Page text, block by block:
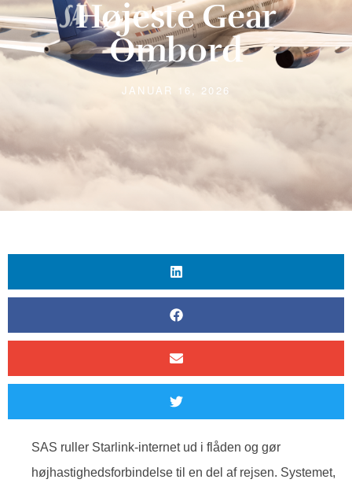
Højeste Gear
Ombord
JANUAR 16, 2026
SAS ruller Starlink-internet ud i flåden og gør
højhastighedsforbindelse til en del af rejsen. Systemet,